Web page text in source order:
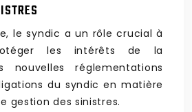
le syndic a un rôle crucial à
les intérêts de la
nouvelles réglementations
du syndic en matière
gestion des sinistres.